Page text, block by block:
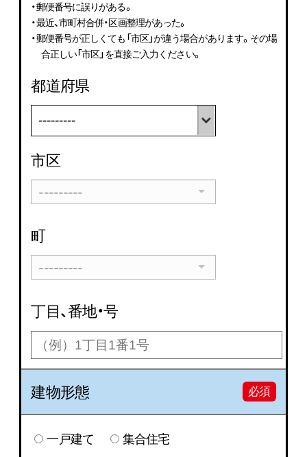
・郵便番号に誤りがある。
・最近、市町村合併・区画整理があった。
・郵便番号が正しくても「市区」が違う場合があります。その場
合正しい「市区」を直接ご入力ください。
都道府県
市区
---------
町
---------
丁目、番地・号
建物形態 必須
一戸建て 集合住宅